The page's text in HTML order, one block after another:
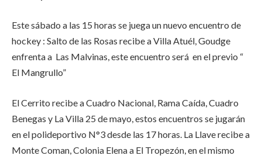
Este sábado a las 15 horas se juega un nuevo encuentro de
hockey : Salto de las Rosas recibe a Villa Atuél, Goudge
enfrenta a Las Malvinas, este encuentro será en el previo “
El Mangrullo”
El Cerrito recibe a Cuadro Nacional, Rama Caída, Cuadro
Benegas y La Villa 25 de mayo, estos encuentros se jugarán
en el polideportivo N°3 desde las 17 horas. La Llave recibe a
Monte Coman, Colonia Elena a El Tropezón, en el mismo